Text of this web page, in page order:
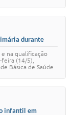
durante
na qualificação
(14/5),
Básica de Saúde
infantil em